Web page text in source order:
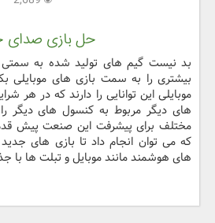
حل بازی صدای
بد نیست گیم های تولید شده به سمتی
بیشتری را به سمت بازی های موبایلی
موبایلی این توانایی را دارند که در هر
های دیگر مربوط به کنسول های دیگر
مختلف برای پیشرفت این صنعت پیش
که می توان انجام داد تا بازی های
های هوشمند مانند موبایل و تبلت ها با